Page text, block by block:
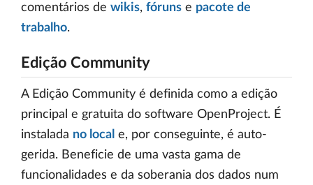
comentários de wikis, fóruns e pacote de
trabalho.
Edição Community
A Edição Community é definida como a edição
principal e gratuita do software OpenProject. É
instalada no local e, por conseguinte, é auto-
gerida. Beneficie de uma vasta gama de
funcionalidades e da soberania dos dados num